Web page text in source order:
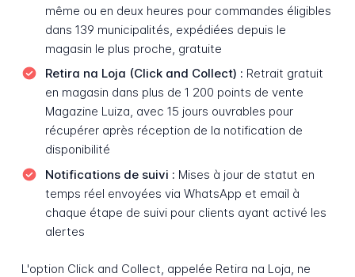
même ou en deux heures pour commandes éligibles
dans 139 municipalités, expédiées depuis le
magasin le plus proche, gratuite
Retira na Loja (Click and Collect) : Retrait gratuit
en magasin dans plus de 1 200 points de vente
Magazine Luiza, avec 15 jours ouvrables pour
récupérer après réception de la notification de
disponibilité
Notifications de suivi : Mises à jour de statut en
temps réel envoyées via WhatsApp et email à
chaque étape de suivi pour clients ayant activé les
alertes
L'option Click and Collect, appelée Retira na Loja, ne